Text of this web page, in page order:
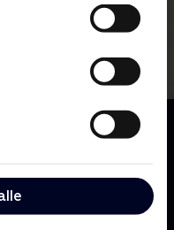
snak om tidens
hvor tre kendte
og personlige